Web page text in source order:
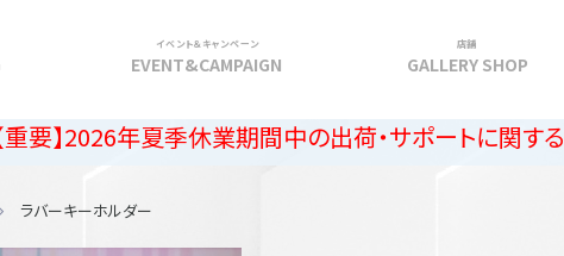
イベント＆キャンペーン
EVENT&CAMPAIGN
店舗
GALLERY SHOP
季休業期間中の出荷・サポートに関するご案内
ラバーキーホルダー